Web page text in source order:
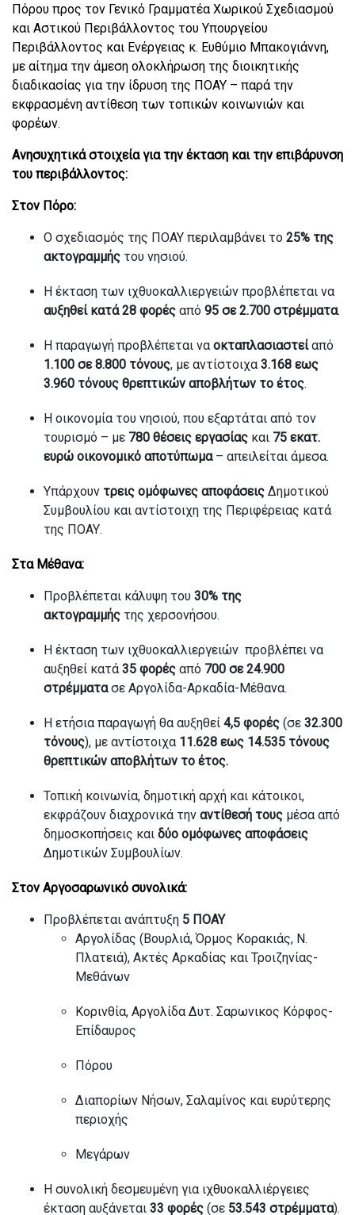
Πόρου προς τον Γενικό Γραμματέα Χωρικού Σχεδιασμού
και Αστικού Περιβάλλοντος του Υπουργείου
Περιβάλλοντος και Ενέργειας κ. Ευθύμιο Μπακογιάννη,
με αίτημα την άμεση ολοκλήρωση της διοικητικής
διαδικασίας για την ίδρυση της ΠΟΑΥ – παρά την
εκφρασμένη αντίθεση των τοπικών κοινωνιών και
φορέων.
Ανησυχητικά στοιχεία για την έκταση και την επιβάρυνση
του περιβάλλοντος:
Στον Πόρο:
Ο σχεδιασμός της ΠΟΑΥ περιλαμβάνει το 25% της
ακτογραμμής του νησιού.
Η έκταση των ιχθυοκαλλιεργειών προβλέπεται να
αυξηθεί κατά 28 φορές από 95 σε 2.700 στρέμματα.
Η παραγωγή προβλέπεται να οκταπλασιαστείαπό
1.100 σε 8.800 τόνους, με αντίστοιχα 3.168 εως
3.960 τόνους θρεπτικών αποβλήτων το έτος.
Η οικονομία του νησιού, που εξαρτάται από τον
τουρισμό – με 780 θέσεις εργασίας και 75 εκατ.
ευρώ οικονομικό αποτύπωμα– απειλείται άμεσα.
Υπάρχουν τρεις ομόφωνες αποφάσεις Δημοτικού
Συμβουλίου και αντίστοιχη της Περιφέρειας κατά
της ΠΟΑΥ.
Στα Μέθανα:
Προβλέπεται κάλυψη του 30% της
ακτογραμμής της χερσονήσου.
Η έκταση των ιχθυοκαλλιεργειών προβλέπει να
αυξηθεί κατά 35 φορές από 700 σε 24.900
στρέμματασε Αργολίδα-Αρκαδία-Μέθανα.
Η ετήσια παραγωγή θα αυξηθεί 4,5 φορές (σε 32.300
τόνους), με αντίστοιχα 11.628 εως 14.535 τόνους
θρεπτικών αποβλήτων το έτος.
Τοπική κοινωνία, δημοτική αρχή και κάτοικοι,
εκφράζουν διαχρονικά την αντίθεσή τους μέσα από
δημοσκοπήσεις και δύο ομόφωνες αποφάσεις
Δημοτικών Συμβουλίων.
Στον Αργοσαρωνικό συνολικά:
Προβλέπεται ανάπτυξη 5 ΠΟΑΥ
Αργολίδας (Βουρλιά, Όρμος Κορακιάς, Ν.
Πλατειά), Ακτές Αρκαδίας και Τροιζηνίας-
Μεθάνων
Κορινθία, Αργολίδα Δυτ. Σαρωνικος Κόρφος-
Επίδαυρος
Πόρου
Διαπορίων Νήσων, Σαλαμίνος και ευρύτερης
περιοχής
Μεγάρων
Η συνολική δεσμευμένη για ιχθυοκαλλιέργειες
έκταση αυξάνεται 33 φορές (σε 53.543 στρέμματα).